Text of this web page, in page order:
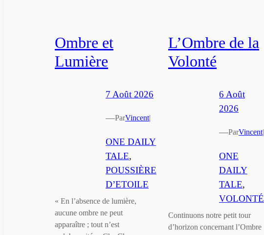
Ombre et
Lumière
7 Août 2026
—ParVincent|
ONE DAILY
TALE
POUSSIÈRE
D’ETOILE
« En l’absence de lumière,
aucune ombre ne peut
apparaître ; tout n’est
L’Ombre de la
Volonté
6 Août
2026
—ParVincent|
ONE
DAILY
TALE
VOLONTÉ
Continuons notre petit tour
d’horizon concernant l’Ombre